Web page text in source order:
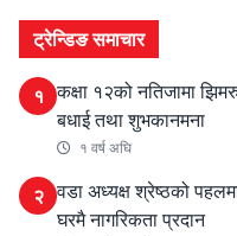
ट्रेन्डिङ समाचार
१ कक्षा १२को नतिजामा
बधाई तथा शुभकानमना
१ वर्ष अघि
२ वडा अध्यक्ष श्रेष्ठको
घरमै नागरिकता प्रदान